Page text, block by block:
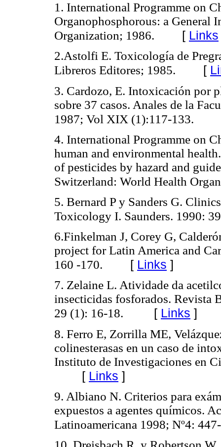
1. International Programme on
Organophosphorous: a General
Organization; 1986. [ Links
2.Astolfi E. Toxicología de
Libreros Editores; 1985. [
3. Cardozo, E. Intoxicación por
sobre 37 casos. Anales de la
1987; Vol XIX (1):117-133.
4. International Programme on
human and environmental
of pesticides by hazard and
Switzerland: World Health
5. Bernard P y Sanders G.
Toxicology I. Saunders. 1990:
6.Finkelman J, Corey G,
project for Latin America and
160 -170. [ Links ]
7. Zelaine L. Atividade da
insecticidas fosforados. Revista
29 (1): 16-18.
[ Links ]
8. Ferro E, Zorrilla ME,
colinesterasas en un caso de
Instituto de Investigaciones en
[ Links ]
9. Albiano N. Criterios para
expuestos a agentes químicos.
Latinoamericana 1998; Nº4: